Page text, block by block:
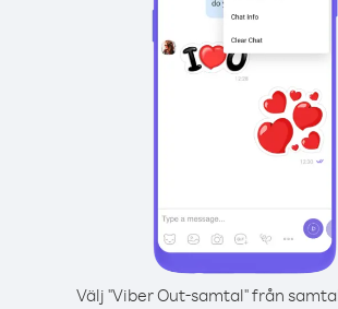
Välj "Viber Out-samtal" från